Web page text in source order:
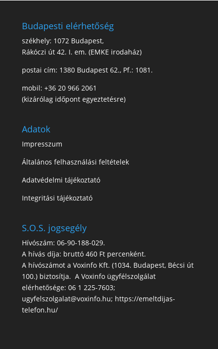
Budapesti elérhetőség
székhely: 1072 Budapest,
Rákóczi út 42. I. em. (EMKE irodaház)
postai cím: 1380 Budapest 62., Pf.: 1081.
mobil: +36 20 966 2061
(kizárólag időpont egyeztetésre)
Adatok
Impresszum
Általános felhasználási feltételek
Adatvédelmi tájékoztató
Integritási tájékoztató
S.O.S. jogsegély
Hívószám: 06-90-188-029.
A hívás díja: bruttó 460 Ft percenként.
A hívószámot a Voxinfo Kft. (1034. Budapest, Bécsi út
100.) biztosítja. A Voxinfo ügyfélszolgálat
elérhetősége: 06 1 225-7603;
ugyfelszolgalat@voxinfo.hu; https://emeltdijas-
telefon.hu/